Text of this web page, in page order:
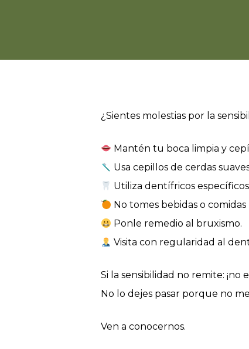
¿Sientes molestias por la
Mantén tu boca limpia y
Usa cepillos de cerdas
Utiliza dentífricos
No tomes bebidas o comidas
Ponle remedio al bruxismo.
Visita con regularidad al
Si la sensibilidad no remite: ¡no
No lo dejes pasar porque no
Ven a conocernos.